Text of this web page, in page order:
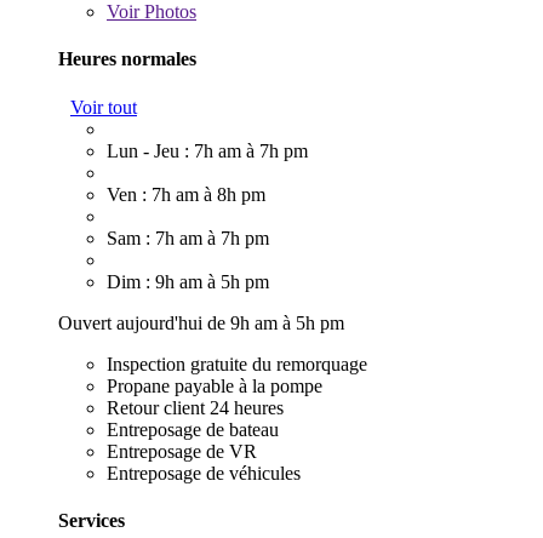
VoirPhotos
Heures normales
Voir tout
Lun - Jeu : 7h am à 7h pm
Ven : 7h am à 8h pm
Sam : 7h am à 7h pm
Dim : 9h am à 5h pm
Ouvert aujourd'hui de 9h am à 5h pm
Inspection gratuite du remorquage
Propane payable à la pompe
Retour client 24 heures
Entreposage de bateau
Entreposage de VR
Entreposage de véhicules
Services